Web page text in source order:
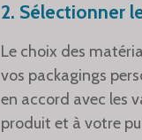
2. Sélectionner
Le choix des
vos packagings
en accord avec les
produit et à votre